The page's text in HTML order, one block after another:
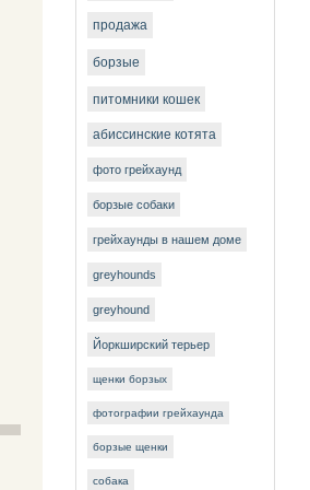
продажа
борзые
питомники кошек
абиссинские котята
фото грейхаунд
борзые собаки
грейхаунды в нашем доме
greyhounds
greyhound
Йоркширский терьер
щенки борзых
фотографии грейхаунда
борзые щенки
собака